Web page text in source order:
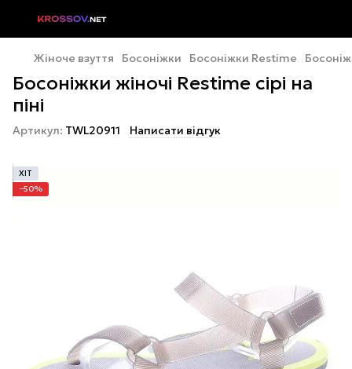
Жіноче взуття Босоніжки Босоніжки Restime
Босоніжки жіночі Restime сірі на
піні
Артикул: TWL20911 Написати відгук
ХІТ
−50%